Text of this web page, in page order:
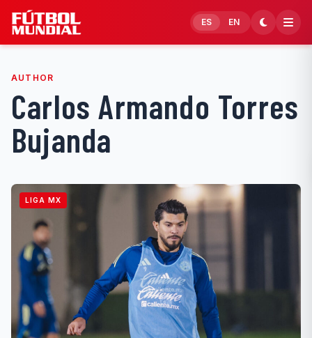
Skip to content
ES EN
AUTHOR
Carlos Armando Torres
Bujanda
LIGA MX